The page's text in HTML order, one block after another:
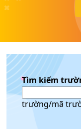
Tìm kiếm
trường/mã